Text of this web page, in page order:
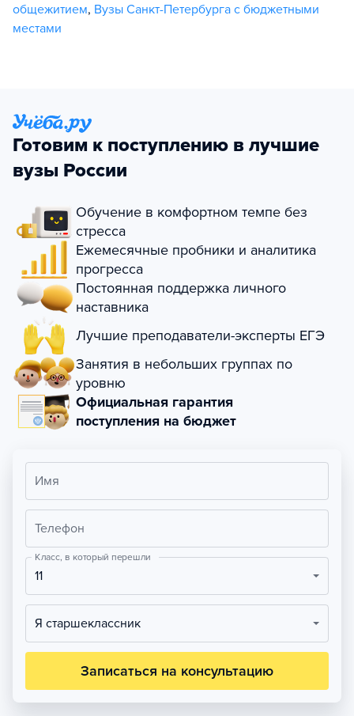
общежитием, Вузы Санкт-Петербурга с бюджетными
местами
Готовим к поступлению в лучшие
вузы России
Обучение в комфортном темпе без
стресса
Ежемесячные пробники и аналитика
прогресса
Постоянная поддержка личного
наставника
Лучшие преподаватели-эксперты ЕГЭ
Занятия в небольших группах по
уровню
Официальная гарантия
поступления на бюджет
Имя
Телефон
Класс, в который перешли
11
Я старшеклассник
Записаться на консультацию